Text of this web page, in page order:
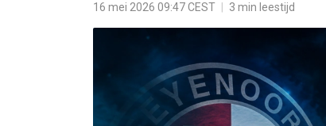
16 mei 2026 09:47 CEST 3 min leestijd